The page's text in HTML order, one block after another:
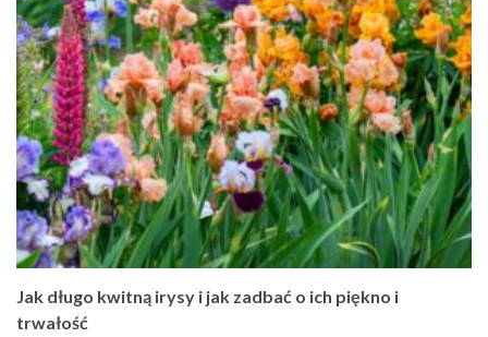
Jak długo kwitną irysy i jak zadbać o ich piękno i
trwałość